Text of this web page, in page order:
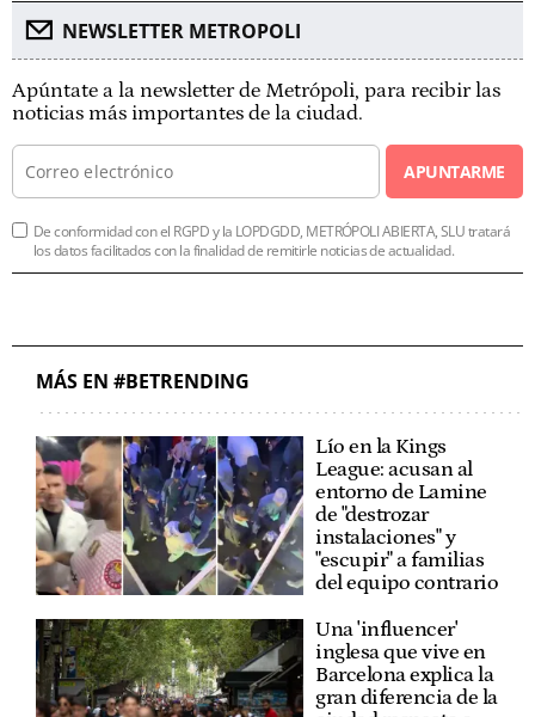
NEWSLETTER METROPOLI
Apúntate a la newsletter de Metrópoli, para recibir las
noticias más importantes de la ciudad.
APUNTARME
De conformidad con el RGPD y la LOPDGDD, METRÓPOLI ABIERTA, SLU tratará
los datos facilitados con la finalidad de remitirle noticias de actualidad.
MÁS EN #BETRENDING
Lío en la Kings
League: acusan al
entorno de Lamine
de "destrozar
instalaciones" y
"escupir" a familias
del equipo contrario
Una 'influencer'
inglesa que vive en
Barcelona explica la
gran diferencia de la